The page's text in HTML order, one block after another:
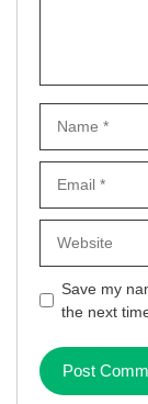
Save my
the next